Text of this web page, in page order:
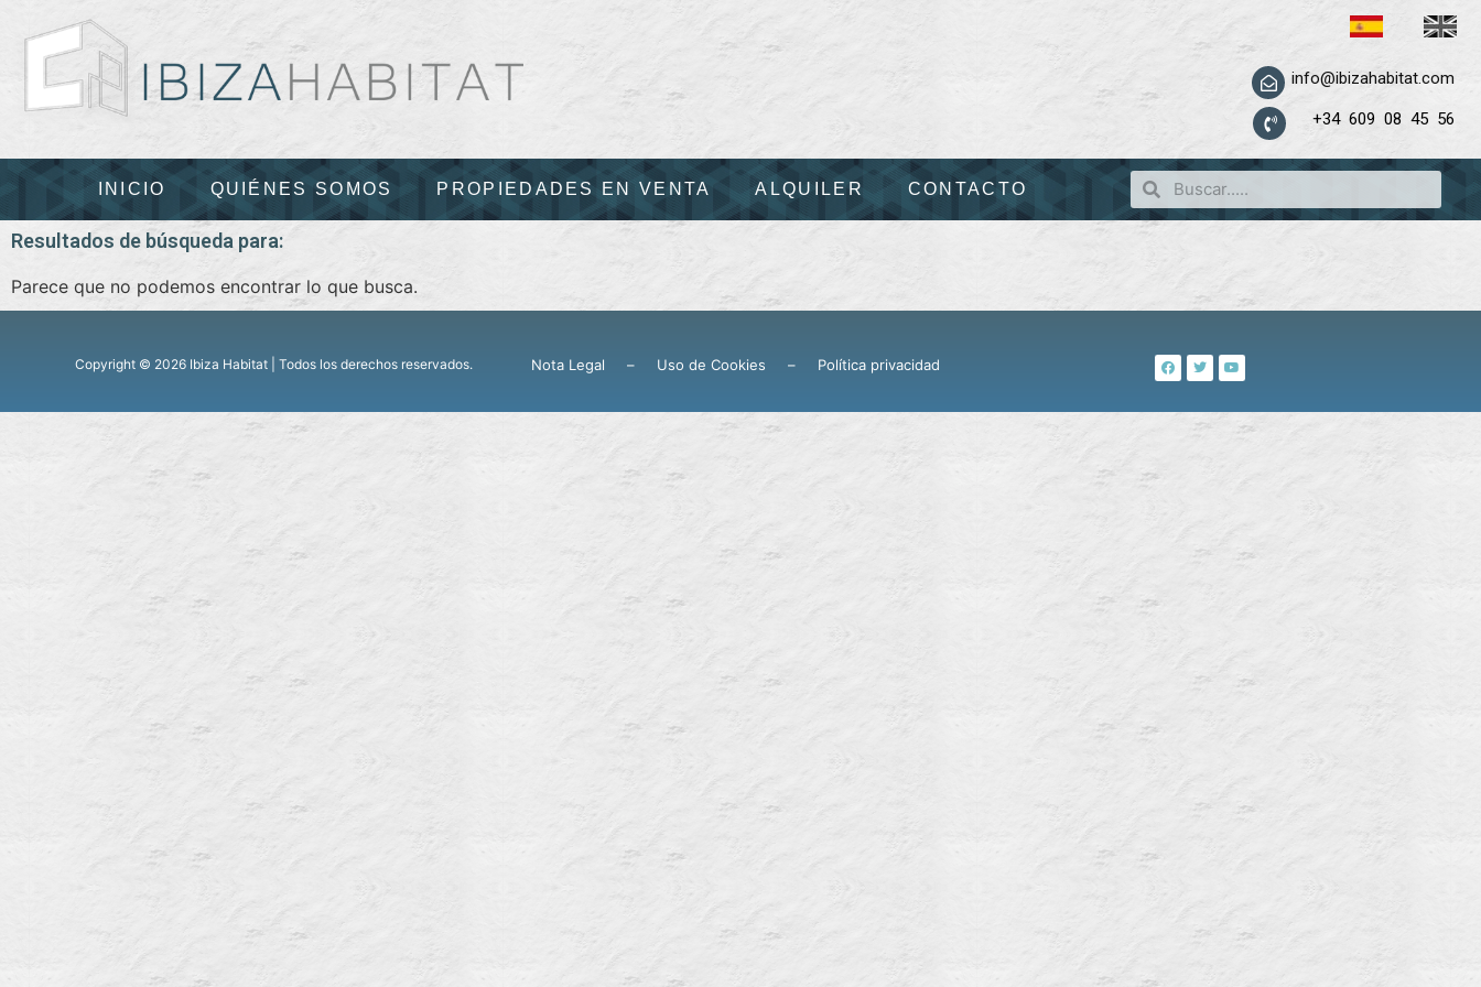
info@ibizahabitat.com
+34 609 08 45 56
INICIO QUIÉNES SOMOS PROPIEDADES EN VENTA ALQUILER CONTACTO
Resultados de búsqueda para:
Parece que no podemos encontrar lo que busca.
Copyright © 2026 Ibiza Habitat | Todos los derechos reservados. Nota Legal – Uso de Cookies – Política privacidad